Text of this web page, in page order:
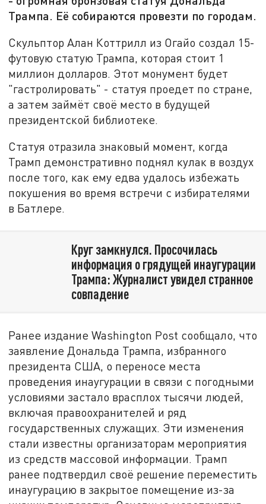
Трампа. Её собираются провезти по городам.
Скульптор Алан Коттрилл из Огайо создал 15-
футовую статую Трампа, которая стоит 1
миллион долларов. Этот монумент будет
"гастролировать" - статуя проедет по стране,
а затем займёт своё место в будущей
президентской библиотеке.
Статуя отразила знаковый момент, когда
Трамп демонстративно поднял кулак в воздух
после того, как ему едва удалось избежать
покушения во время встречи с избирателями
в Батлере.
Круг замкнулся. Просочилась
информация о грядущей инаугурации
Трампа: Журналист увидел странное
совпадение
Ранее издание Washington Post сообщало, что
заявление Дональда Трампа, избранного
президента США, о переносе места
проведения инаугурации в связи с погодными
условиями застало врасплох тысячи людей,
включая правоохранителей и ряд
государственных служащих. Эти изменения
стали известны организаторам мероприятия
из средств массовой информации. Трамп
ранее подтвердил своё решение переместить
инаугурацию в закрытое помещение из-за